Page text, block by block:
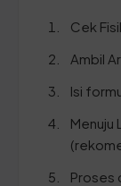
Cek
Ambil
Isi
Menuju
Proses